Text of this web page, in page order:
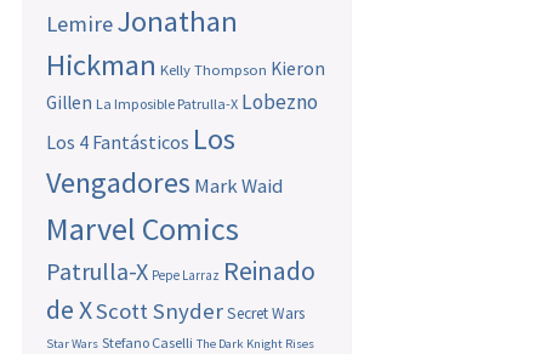
LemireJonathan
Hickman Kelly Thompson Kieron
Gillen La Imposible Patrulla-X Lobezno
Los 4 Fantásticos Los
Vengadores Mark Waid
Marvel Comics
Patrulla-X Pepe Larraz Reinado
de XScott SnyderSecret Wars
Star Wars Stefano Caselli The Dark Knight Rises